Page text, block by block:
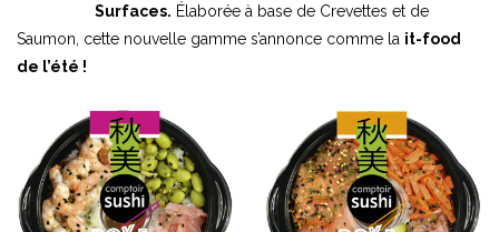
Surfaces. Élaborée à base de Crevettes et de
Saumon, cette nouvelle gamme s’annonce comme la it-food
de l’été !